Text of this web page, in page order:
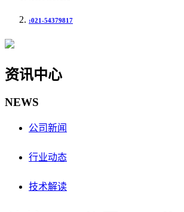
:021-54379817
资讯中心
NEWS
公司新闻
行业动态
技术解读